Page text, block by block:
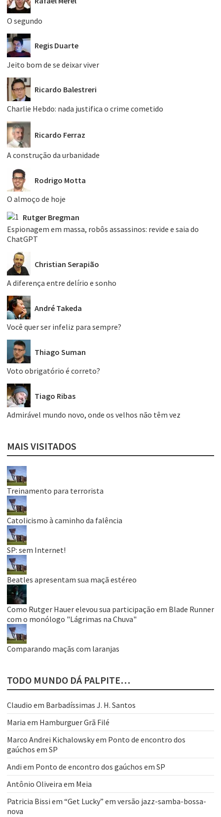
O segundo
Regis Duarte
Jeito bom de se deixar viver
Ricardo Balestreri
Charlie Hebdo: nada justifica o crime cometido
Ricardo Ferraz
A construção da urbanidade
Rodrigo Motta
O almoço de hoje
Rutger Bregman
Espionagem em massa, robôs assassinos: revide e saia do
ChatGPT
Christian Serapião
A diferença entre delírio e sonho
André Takeda
Você quer ser infeliz para sempre?
Thiago Suman
Voto obrigatório é correto?
Tiago Ribas
Admirável mundo novo, onde os velhos não têm vez
MAIS VISITADOS
Treinamento para terrorista
Catolicismo à caminho da falência
SP: sem Internet!
Beatles apresentam sua maçã estéreo
Como Rutger Hauer elevou sua participação em Blade Runner
com o monólogo "Lágrimas na Chuva"
Comparando maçãs com laranjas
TODO MUNDO DÁ PALPITE…
Claudio em Barbadíssimas J. H. Santos
Maria em Hamburguer Grã Filé
Marco Andrei Kichalowskyem Ponto de encontro dos
gaúchos em SP
Andi em Ponto de encontro dos gaúchos em SP
Antônio Oliveira em Meia
Patricia Bissi em “Get Lucky” em versão jazz-samba-bossa-
nova